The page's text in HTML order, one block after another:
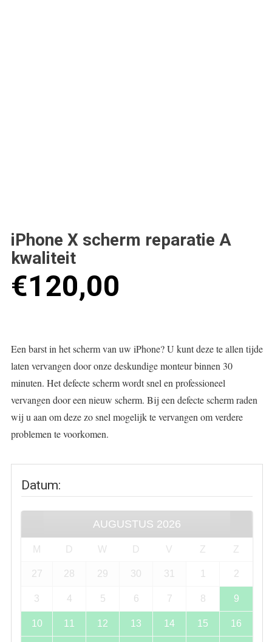
iPhone X scherm reparatie A
kwaliteit
€120,00
Een barst in het scherm van uw iPhone? U kunt deze te allen tijde
laten vervangen door onze deskundige monteur binnen 30
minuten. Het defecte scherm wordt snel en professioneel
vervangen door een nieuw scherm. Bij een defecte scherm raden
wij u aan om deze zo snel mogelijk te vervangen om verdere
problemen te voorkomen.
Datum:
AUGUSTUS 2026
M D W D V Z Z
27 28 29 30 31 1 2
3 4 5 6 7 8 9
10 11 12 13 14 15 16